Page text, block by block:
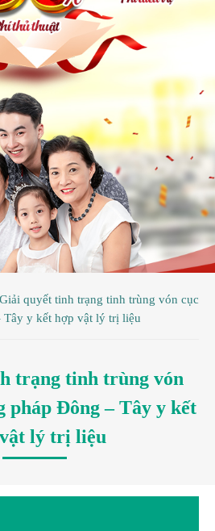
Giải quyết tinh trạng tinh trùng vón cục
y kết hợp vật lý trị liệu
trạng tinh trùng vón
pháp Đông – Tây y kết
lý trị liệu